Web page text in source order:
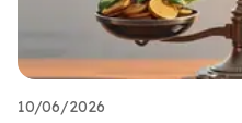
10/06/2026